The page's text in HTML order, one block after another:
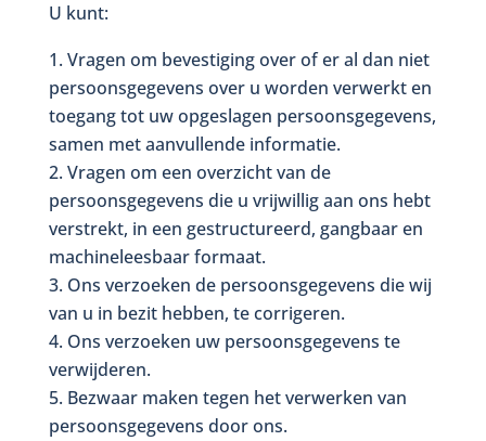
U kunt:
Vragen om bevestiging over of er al dan niet
persoonsgegevens over u worden verwerkt en
toegang tot uw opgeslagen persoonsgegevens,
samen met aanvullende informatie.
Vragen om een overzicht van de
persoonsgegevens die u vrijwillig aan ons hebt
verstrekt, in een gestructureerd, gangbaar en
machineleesbaar formaat.
Ons verzoeken de persoonsgegevens die wij
van u in bezit hebben, te corrigeren.
Ons verzoeken uw persoonsgegevens te
verwijderen.
Bezwaar maken tegen het verwerken van
persoonsgegevens door ons.